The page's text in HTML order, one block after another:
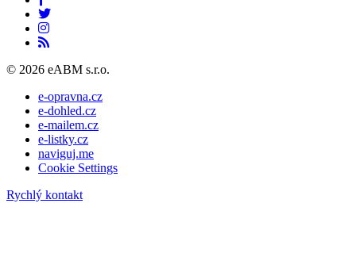
© 2026 eABM s.r.o.
e-opravna.cz
e-dohled.cz
e-mailem.cz
e-listky.cz
naviguj.me
Cookie Settings
Rychlý kontakt